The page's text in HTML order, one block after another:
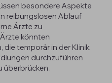
besondere Aspekte
reibungslosen Ablauf
Ärzte zu
könnten
die temporär in der Klinik
durchzuführen
überbrücken.